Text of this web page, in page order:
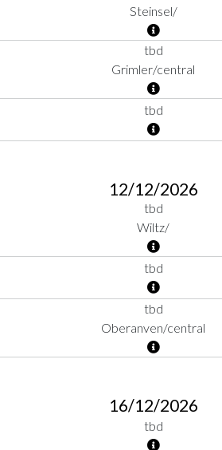
Steinsel/
tbd
Grimler/central
tbd
12/12/2026
tbd
Wiltz/
tbd
tbd
Oberanven/central
16/12/2026
tbd